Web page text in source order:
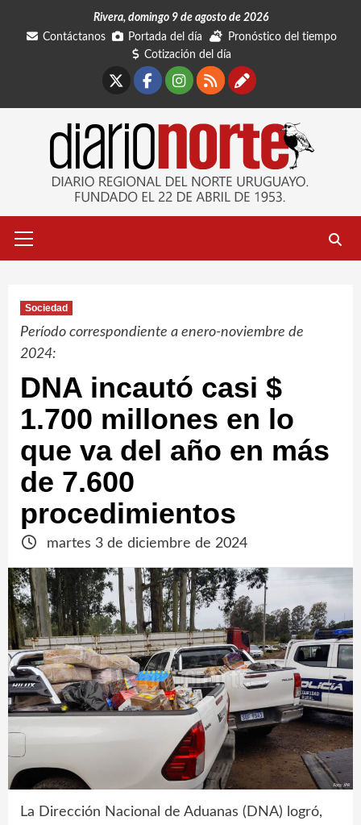
Rivera, domingo 9 de agosto de 2026
Contáctanos
Portada del día
Pronóstico del tiempo
Cotización del día
Facebook
Instagram
RSSContáctanos
primario
Sociedad
Período correspondiente a enero-noviembre de
2024:
DNA incautó casi $
1.700 millones en lo
que va del año en más
de 7.600
procedimientos
martes 3 de diciembre de 2024
La Dirección Nacional de Aduanas (DNA) logró,